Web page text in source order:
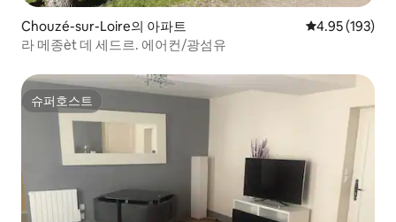
Chouzé-sur-Loire의 아파트 평점 4.95점(5
4.95 (193)
라 메종èt 데 세드르. 에어컨/광섬유
슈퍼호스트
슈퍼호스트